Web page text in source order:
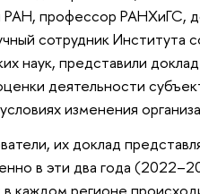
профессор РАНХиГС,
сотрудник
наук, представили
деятельности
изменения
их доклад
в эти два года